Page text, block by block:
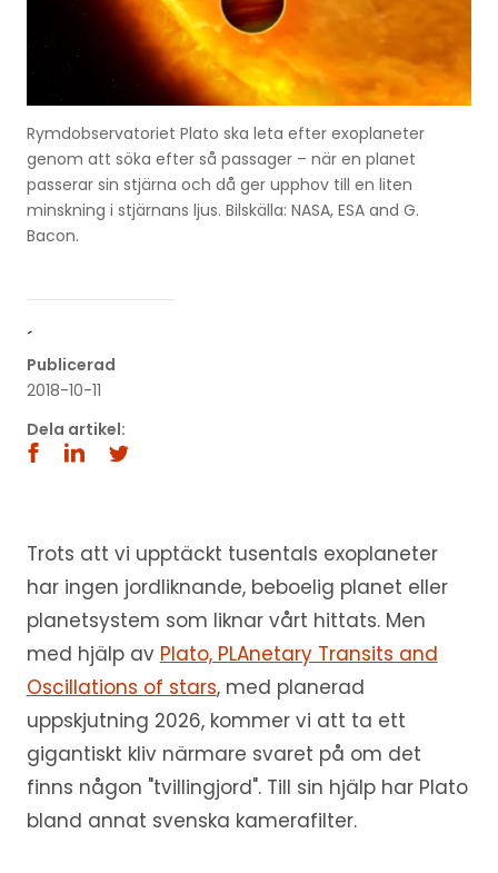
Rymdobservatoriet Plato ska leta efter exoplaneter
genom att söka efter så passager – när en planet
passerar sin stjärna och då ger upphov till en liten
minskning i stjärnans ljus. Bilskälla: NASA, ESA and G.
Bacon.
´
Publicerad
2018-10-11
Dela artikel:
Trots att vi upptäckt tusentals exoplaneter
har ingen jordliknande, beboelig planet eller
planetsystem som liknar vårt hittats. Men
med hjälp av Plato, PLAnetary Transits and
Oscillations of stars, med planerad
uppskjutning 2026, kommer vi att ta ett
gigantiskt kliv närmare svaret på om det
finns någon "tvillingjord". Till sin hjälp har Plato
bland annat svenska kamerafilter.